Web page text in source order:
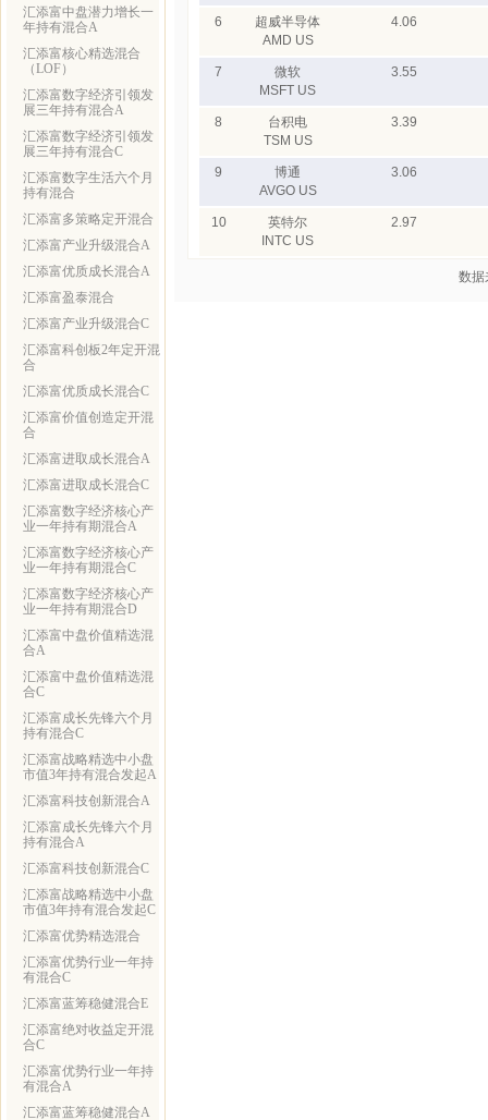
汇添富中盘潜力增长一
年持有混合A
汇添富核心精选混合
（LOF）
汇添富数字经济引领发
展三年持有混合A
汇添富数字经济引领发
展三年持有混合C
汇添富数字生活六个月
持有混合
汇添富多策略定开混合
汇添富产业升级混合A
汇添富优质成长混合A
汇添富盈泰混合
汇添富产业升级混合C
汇添富科创板2年定开混
合
汇添富优质成长混合C
汇添富价值创造定开混
合
汇添富进取成长混合A
汇添富进取成长混合C
汇添富数字经济核心产
业一年持有期混合A
汇添富数字经济核心产
业一年持有期混合C
汇添富数字经济核心产
业一年持有期混合D
汇添富中盘价值精选混
合A
汇添富中盘价值精选混
合C
汇添富成长先锋六个月
持有混合C
汇添富战略精选中小盘
市值3年持有混合发起A
汇添富科技创新混合A
汇添富成长先锋六个月
持有混合A
汇添富科技创新混合C
汇添富战略精选中小盘
市值3年持有混合发起C
汇添富优势精选混合
汇添富优势行业一年持
有混合C
汇添富蓝筹稳健混合E
汇添富绝对收益定开混
合C
汇添富优势行业一年持
有混合A
汇添富蓝筹稳健混合A
6
超威半导体
AMD US
4.06
7
微软
MSFT US
3.55
8
台积电
TSM US
3.39
9
博通
AVGO US
3.06
10
英特尔
INTC US
2.97
数据